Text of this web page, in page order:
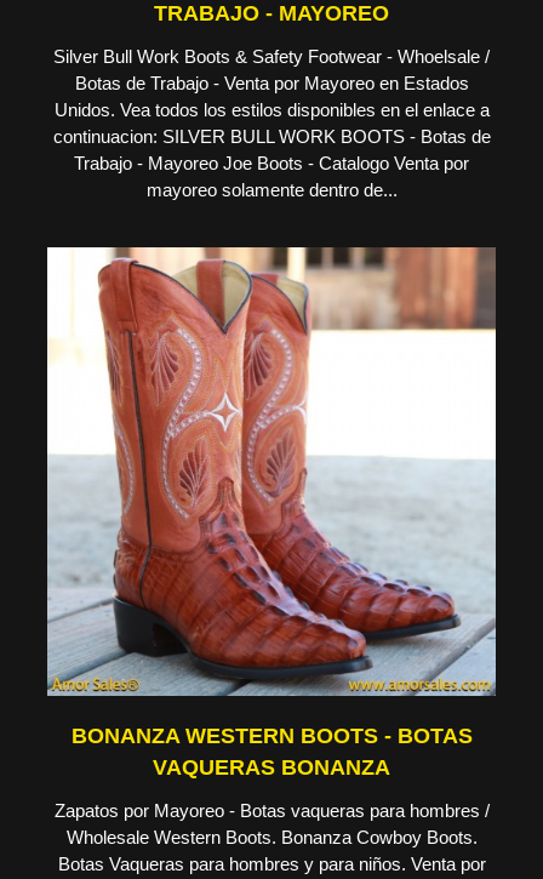
TRABAJO - MAYOREO
Silver Bull Work Boots & Safety Footwear - Whoelsale /
Botas de Trabajo - Venta por Mayoreo en Estados
Unidos. Vea todos los estilos disponibles en el enlace a
continuacion: SILVER BULL WORK BOOTS - Botas de
Trabajo - Mayoreo Joe Boots - Catalogo Venta por
mayoreo solamente dentro de...
BONANZA WESTERN BOOTS - BOTAS
VAQUERAS BONANZA
Zapatos por Mayoreo - Botas vaqueras para hombres /
Wholesale Western Boots. Bonanza Cowboy Boots.
Botas Vaqueras para hombres y para niños. Venta por